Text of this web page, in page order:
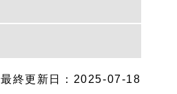
最終更新日：2025-07-18